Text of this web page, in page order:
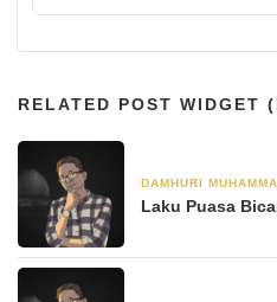
RELATED POST WIDGET
DAMHURI
Laku Puasa